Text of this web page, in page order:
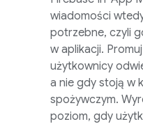
wiadomości
potrzebne, czyli
w aplikacji.
użytkownicy
a nie gdy stoją w
spożywczym.
poziom, gdy